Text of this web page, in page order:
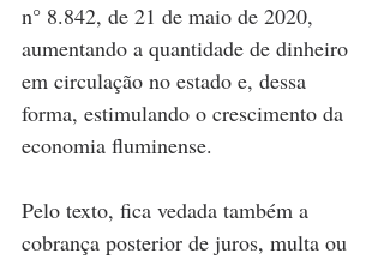
n° 8.842, de 21 de maio de 2020,
aumentando a quantidade de dinheiro
em circulação no estado e, dessa
forma, estimulando o crescimento da
economia fluminense.
Pelo texto, fica vedada também a
cobrança posterior de juros, multa ou